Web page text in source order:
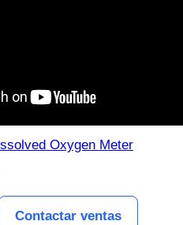
Oxygen Meter
Contactar ventas